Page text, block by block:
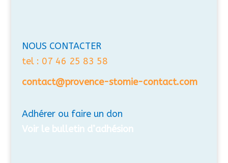
NOUS CONTACTER
tel : 07 46 25 83 58
contact@provence-stomie-contact.com
Adhérer ou faire un don
Voir le bulletin d’adhésion